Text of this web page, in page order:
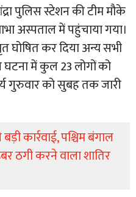
पुलिस स्टेशन की टीम मौके
अस्पताल में पहुंचाया गया।
घोषित कर दिया अन्य सभी
घटना में कुल 23 लोगों को
गुरुवार को सुबह तक जारी
कार्रवाई, पश्चिम बंगाल
ठगी करने वाला शातिर